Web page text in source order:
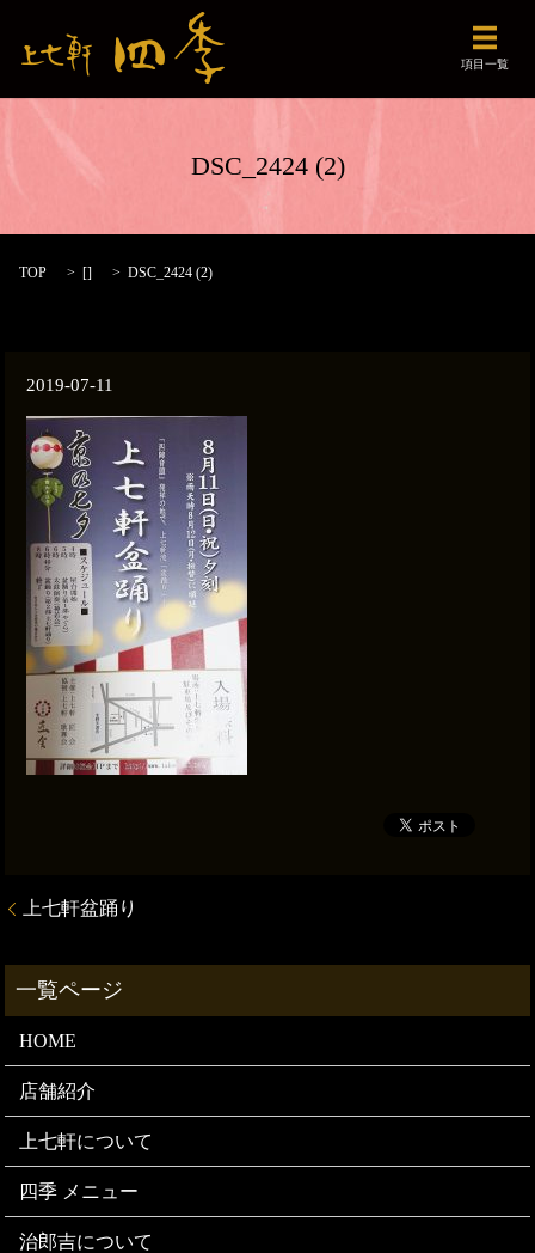
メニュ
項目一覧
DSC_2424 (2)
TOP [] DSC_2424 (2)
2019-07-11
上七軒盆踊り
HOME
店舗紹介
上七軒について
四季 メニュー
治郎吉について